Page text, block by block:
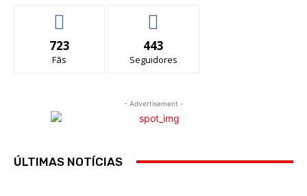
723
Fãs
443
Seguidores
- Advertisement -
ÚLTIMAS NOTÍCIAS